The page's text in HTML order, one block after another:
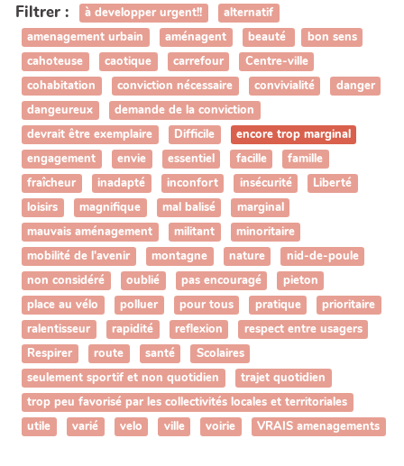
Filtrer : à developper urgent!!
alternatif
amenagement urbain
aménagent beauté
bon sens
cahoteuse
caotique carrefour
Centre-ville
cohabitation
conviction nécessaire convivialité
danger
dangeureux
demande de la conviction
devrait être exemplaire
Difficile
encore trop marginal
engagement
envie essentiel facille
famille
fraîcheur
inadapté inconfort insécurité
Liberté
loisirs
magnifique mal balisé
marginal
mauvais aménagement
militant
minoritaire
mobilité de l'avenir
montagne nature
nid-de-poule
non considéré
oublié pas encouragé
pieton
place au vélo
polluer pour tous pratique
prioritaire
ralentisseur
rapidité reflexion
respect entre usagers
Respirer
route santé
Scolaires
seulement sportif et non quotidien
trajet quotidien
trop peu favorisé par les collectivités locales et territoriales
utile
varié velo ville voirie VRAIS amenagements